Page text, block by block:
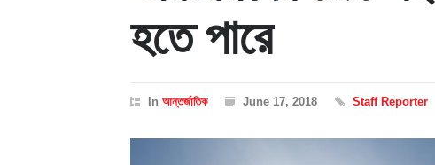
হতে পারে
In আন্তর্জাতিক June 17, 2018 Staff Reporter